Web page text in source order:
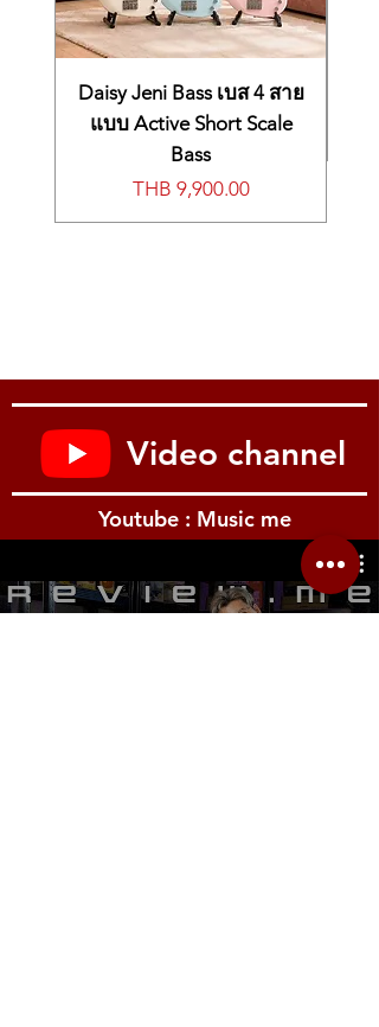
Daisy Jeni Bass เบส 4 สาย
แบบ Active Short Scale
Bass
價格
THB 9,900.00
Video channel
Youtube : Music me